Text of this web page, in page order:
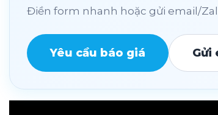
Điền form nhanh hoặc gửi email/
Yêu cầu báo giá Gửi